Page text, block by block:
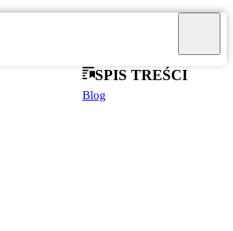
SPIS TREŚCI
Blog